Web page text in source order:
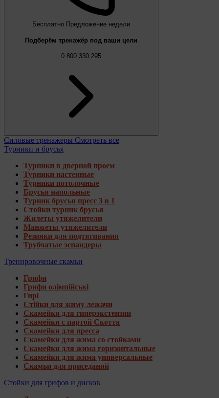
Бесплатно Предложение недели
Подберём тренажёр под ваши цели
0 800 330 295
Силовые тренажеры Смотреть все
Турники и брусья
Турники в дверной проем
Турники настенные
Турники потолочные
Брусья напольные
Турник брусья пресс 3 в 1
Стойки турник брусья
Жилеты утяжелители
Манжеты утяжелители
Резинки для подтягивания
Трубчатые эспандеры
Тренировочные скамьи
Грифи
Грифи олімпійські
Гирі
Стійки для жиму лежачи
Скамейки для гиперэкстензии
Скамейки с партой Скотта
Скамейки для пресса
Скамейки для жима со стойками
Скамейки для жима горизонтальные
Скамейки для жима универсальные
Скамьи для приседаний
Стойки для грифов и дисков